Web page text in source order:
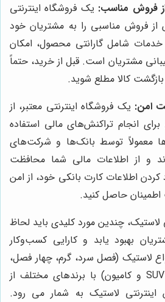
فروش مناسب: یک فروشگاه اینترنتی
فروش مناسبی را به مشتریان خود
خدمات شامل گارانتی محصول، امکان
مشتریان است. قبل از خرید، حتماً
بازگشت کالا مطلع شوید.
امن: یک فروشگاه اینترنتی معتبر، از
انجام تراکنش‌های مالی استفاده
معمولاً توسط بانک‌ها و شرکت‌های
و از اطلاعات مالی شما محافظت
کردن اطلاعات کارت بانکی خود، از امن
اطمینان حاصل کنید.
چندین مورد کلیدی باید لحاظ
بهبود یابد و کارایی کسب‌وکار
لاستیک (فصل سرد، گرم، چهار فصل،
لاستیک های مخصوص SUV و کامیون) با برندهای مختلف از
لاستیک به شمار می رود.